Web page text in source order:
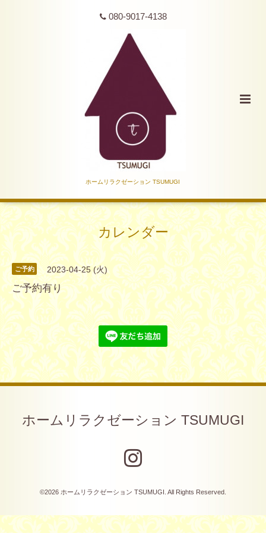
080-9017-4138
ホームリラクゼーション TSUMUGI
カレンダー
ご予約 2023-04-25 (火)
ご予約有り
ホームリラクゼーション TSUMUGI
©2026 ホームリラクゼーション TSUMUGI . All Rights Reserved.